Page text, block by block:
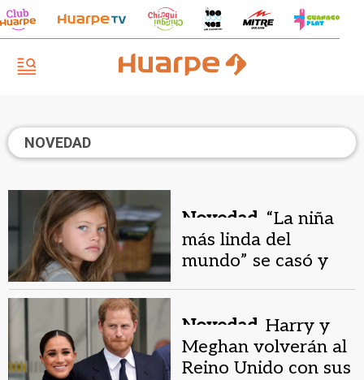
NOVEDAD
Novedad. “La niña
más linda del
mundo” se casó y
Novedad. Harry y
Meghan volverán al
Reino Unido con sus